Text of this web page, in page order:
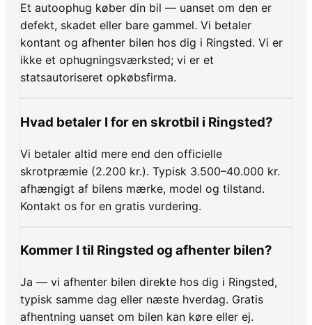
Et autoophug køber din bil — uanset om den er
defekt, skadet eller bare gammel. Vi betaler
kontant og afhenter bilen hos dig i Ringsted. Vi er
ikke et ophugningsværksted; vi er et
statsautoriseret opkøbsfirma.
Hvad betaler I for en skrotbil i Ringsted?
Vi betaler altid mere end den officielle
skrotpræmie (2.200 kr.). Typisk 3.500–40.000 kr.
afhængigt af bilens mærke, model og tilstand.
Kontakt os for en gratis vurdering.
Kommer I til Ringsted og afhenter bilen?
Ja — vi afhenter bilen direkte hos dig i Ringsted,
typisk samme dag eller næste hverdag. Gratis
afhentning uanset om bilen kan køre eller ej.